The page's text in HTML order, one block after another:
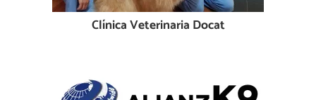
Clínica Veterinaria Docat